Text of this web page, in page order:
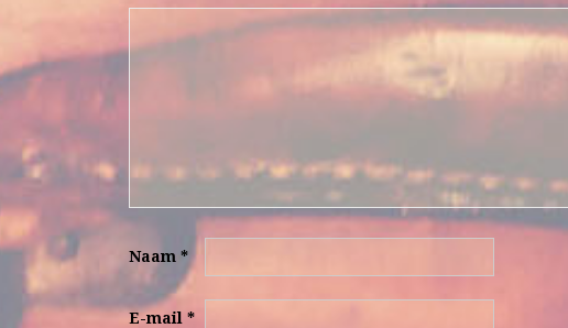
Naam *
E-mail *